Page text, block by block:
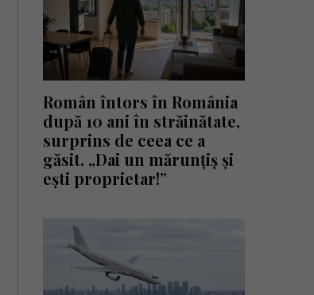
Român întors în România
după 10 ani în străinătate,
surprins de ceea ce a
găsit. „Dai un mărunțiș și
ești proprietar!”